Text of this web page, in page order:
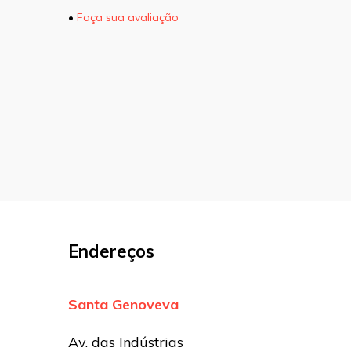
• Faça sua avaliação
Endereços
Santa Genoveva
Av. das Indústrias